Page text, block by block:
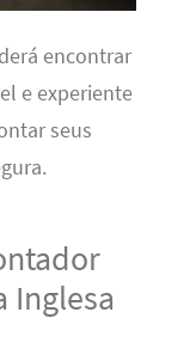
encontrar
e experiente
seus
Inglesa